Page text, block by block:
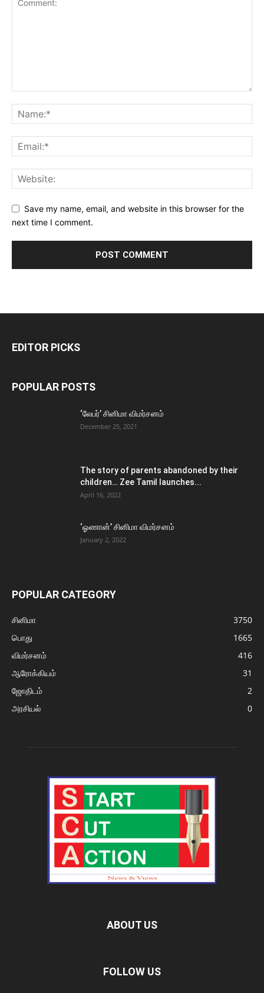
Save my name, email, and website in this browser for the
next time I comment.
EDITOR PICKS
POPULAR POSTS
‘லேபர்’ சினிமா விமர்சனம்
December 25, 2021
The story of parents abandoned by their
children… Zee Tamil launches...
April 16, 2022
‘ஓணான்’ சினிமா விமர்சனம்
January 2, 2022
POPULAR CATEGORY
சினிமா
3750
பொது
1665
விமர்சனம்
416
ஆரோக்கியம்
31
ஜோதிடம்
2
அரசியல்
0
ABOUT US
FOLLOW US